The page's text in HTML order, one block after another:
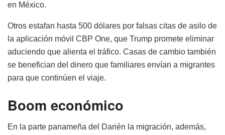
en México.
Otros estafan hasta 500 dólares por falsas citas de asilo de
la aplicación móvil CBP One, que Trump promete eliminar
aduciendo que alienta el tráfico. Casas de cambio también
se benefician del dinero que familiares envían a migrantes
para que continúen el viaje.
Boom económico
En la parte panameña del Darién la migración, además,